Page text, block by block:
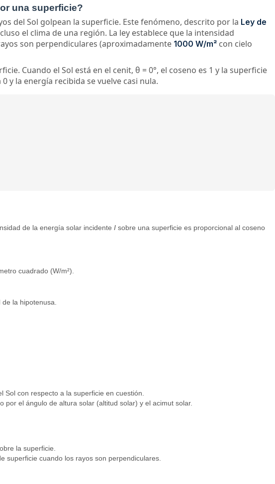
una superficie?
del Sol golpean la superficie. Este fenómeno, descrito por la Ley de
el clima de una región. La ley establece que la intensidad
son perpendiculares (aproximadamente 1000 W/m²con cielo
Cuando el Sol está en el cenit, θ = 0°, el coseno es 1 y la superficie
y la energía recibida se vuelve casi nula.
de la energía solar incidenteI sobre una superficie es proporcional al coseno
cuadrado (W/m²).
la hipotenusa.
Sol con respecto a la superficie en cuestión.
el ángulo de altura solar (altitud solar) y el acimut solar.
la superficie.
superficie cuando los rayos son perpendiculares.